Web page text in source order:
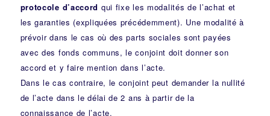
protocole d’accord qui fixe les modalités de l’achat et
les garanties (expliquées précédemment). Une modalité à
prévoir dans le cas où des parts sociales sont payées
avec des fonds communs, le conjoint doit donner son
accord et y faire mention dans l’acte.
Dans le cas contraire, le conjoint peut demander la nullité
de l’acte dans le délai de 2 ans à partir de la
connaissance de l’acte.